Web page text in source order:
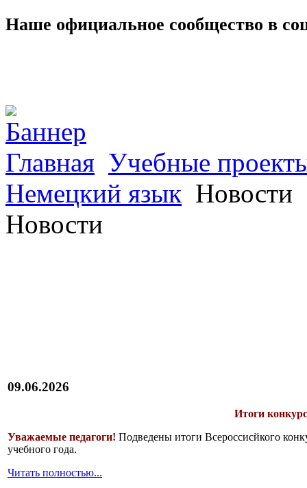
Наше официальное сообщество в
Главная Учебные
Немецкий язык Новости
Новости
09.06.2026
Итоги
Уважаемые педагоги! Подведены итоги Всероссисйкого
учебного года.
Читать полностью...